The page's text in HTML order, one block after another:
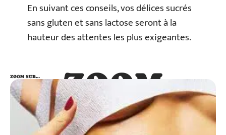
En suivant ces conseils, vos délices sucrés
sans gluten et sans lactose seront à la
hauteur des attentes les plus exigeantes.
ZOOM
SUR…
ZOOM SUR…